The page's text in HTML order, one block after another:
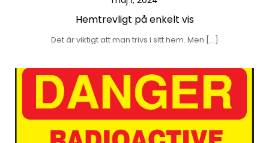
Hemtrevligt på enkelt vis
Det är viktigt att man trivs i sitt hem. Men […]